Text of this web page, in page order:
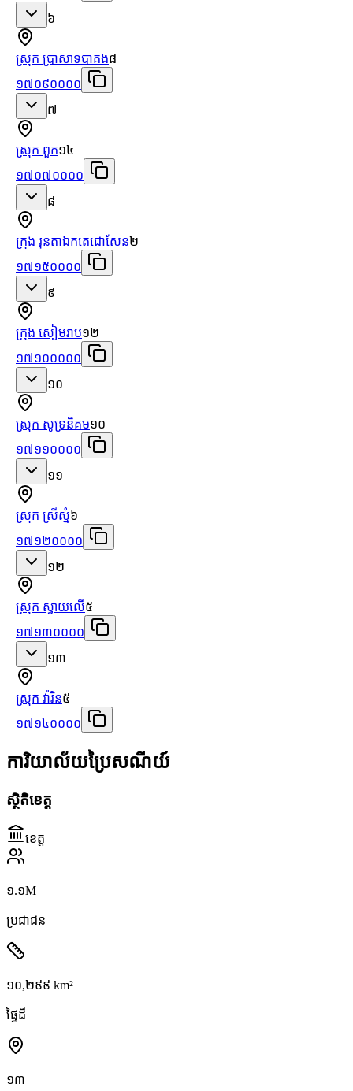
៦
ស្រុក ប្រាសាទបាគង៨
១៧០៩០០០០
៧
ស្រុក ពួក១៤
១៧០៧០០០០
៨
ក្រុង រុនតាឯកតេជោសែន២
១៧១៥០០០០
៩
ក្រុង សៀមរាប១២
១៧១០០០០០
១០
ស្រុក សូទ្រនិគម១០
១៧១១០០០០
១១
ស្រុក ស្រីស្នំ៦
១៧១២០០០០
១២
ស្រុក ស្វាយលើ៥
១៧១៣០០០០
១៣
ស្រុក វ៉ារិន៥
១៧១៤០០០០
ការិយាល័យប្រៃសណីយ៍
ស្ថិតិខេត្ត
ខេត្ត
១.១M
ប្រជាជន
១០,២៩៩ km²
ផ្ទៃដី
១៣